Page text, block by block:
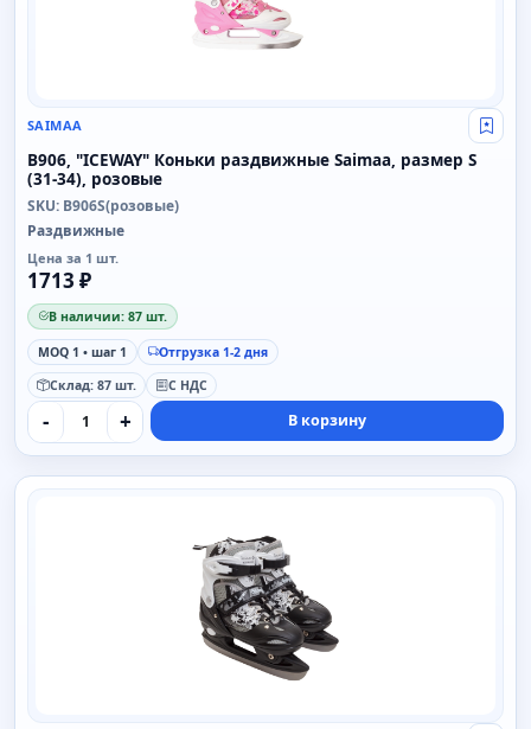
SAIMAA Свой
B906, "ICEWAY" Коньки раздвижные Saimaa, размер S
(31-34), розовые
SKU: B906S(розовые)
Раздвижные
Цена за 1 шт.
1713 ₽
В наличии: 87 шт.
MOQ 1 • шаг 1
Отгрузка 1-2 дня
Склад: 87 шт.
С НДС
- + В корзину
SAIMAA